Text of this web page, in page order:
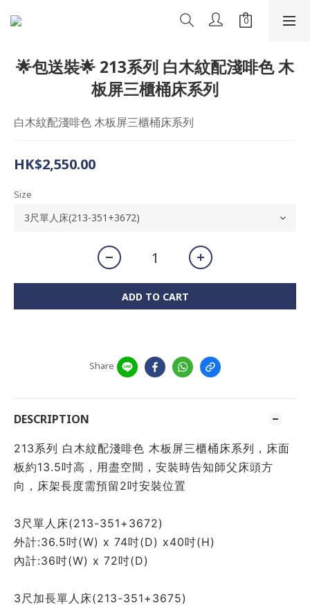
🌟包送裝🌟 213系列 白木紋配淺啡色 木
板屏三櫃桶床系列
白木紋配淺啡色 木板屏三櫃桶床系列
HK$2,550.00
Size
ADD TO CART
Share
DESCRIPTION
213系列 白木紋配淺啡色 木板屏三櫃桶床系列，床面
板約13.5吋高，用盡空間，安裝時告知師父床頭方
向，床架長度需預留2吋安裝位置
3尺單人床(213-351+3672)
外計:36.5吋(W) x 74吋(D) x40吋(H)
內計:36吋(W) x 72吋(D)
3尺加長單人床(213-351+3675)